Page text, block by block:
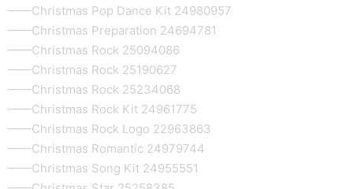
——Christmas Pop Dance Kit 24980957
——Christmas Preparation 24694781
——Christmas Rock 25094086
——Christmas Rock 25190627
——Christmas Rock 25234068
——Christmas Rock Kit 24961775
——Christmas Rock Logo 22963863
——Christmas Romantic 24979744
——Christmas Song Kit 24955551